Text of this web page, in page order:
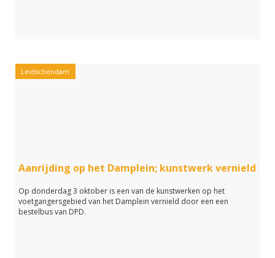
Leidschendam
Aanrijding op het Damplein; kunstwerk vernield
Op donderdag 3 oktober is een van de kunstwerken op het
voetgangersgebied van het Damplein vernield door een een
bestelbus van DPD.